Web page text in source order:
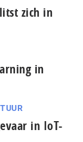
zich in
in
in IoT-